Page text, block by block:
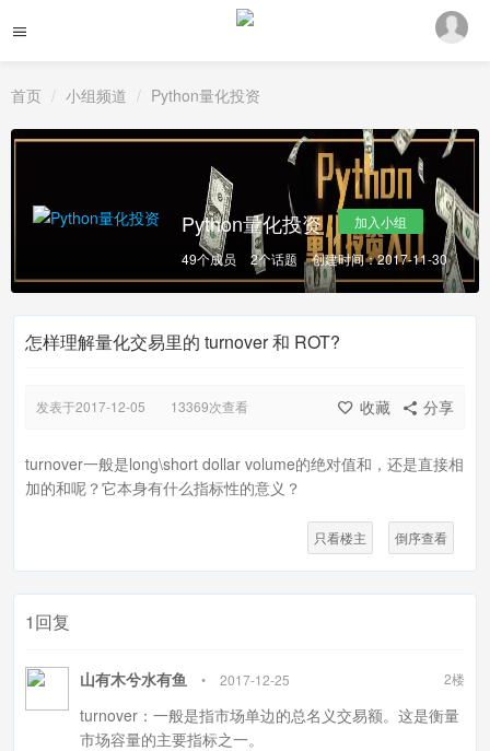
首页 小组频道 Python量化投资
Python量化投资
加入小组
49个成员
2个话题 创建时间：2017-11-30
怎样理解量化交易里的 turnover 和 ROT?
分享
收藏
发表于2017-12-05 13369次查看
turnover一般是long\short dollar volume的绝对值和，还是直接相
加的和呢？它本身有什么指标性的意义？
只看楼主 倒序查看
1回复
2楼
山有木兮水有鱼 • 2017-12-25
turnover：一般是指市场单边的总名义交易额。这是衡量
市场容量的主要指标之一。